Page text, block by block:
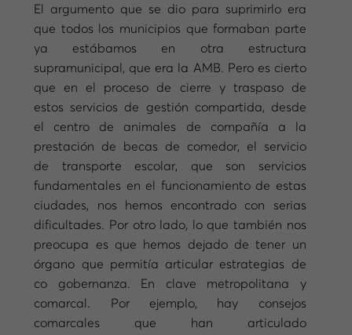
El argumento que se dio para suprimirlo era
que todos los municipios que formaban parte
ya estábamos en otra estructura
supramunicipal, que era la AMB. Pero es cierto
que en el proceso de cierre y traspaso de
estos servicios de gestión compartida, desde
el centro de animales de compañía a la
prestación de becas de comedor, el servicio
de transporte escolar, que son servicios
fundamentales en el funcionamiento de estas
ciudades, nos hemos encontrado con serias
dificultades. Por otro lado, lo que también nos
preocupa es que hemos dejado de tener un
órgano que permitía articular estrategias de
co gobernanza. En clave metropolitana y
comarcal. Por ejemplo, hay consejos
comarcales que han articulado